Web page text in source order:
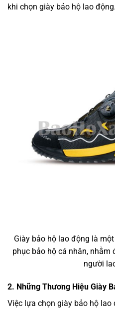
khi chọn giày bảo hộ lao động.
Giày bảo hộ lao động là
phục bảo hộ cá nhân,
người
2. Những Thương Hiệu Giày
Việc lựa chọn giày bảo hộ